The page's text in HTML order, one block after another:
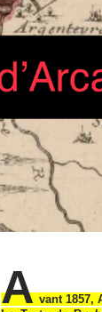
A vant 1857,